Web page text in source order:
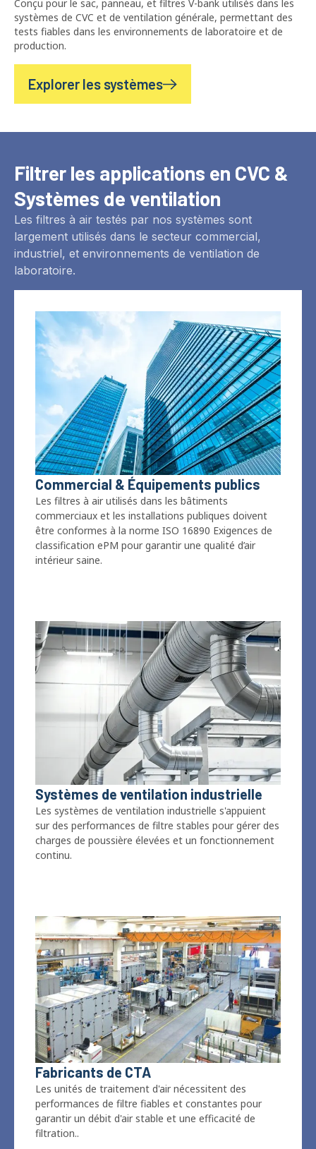
Conçu pour le sac, panneau, et filtres V-bank utilisés dans les
systèmes de CVC et de ventilation générale, permettant des
tests fiables dans les environnements de laboratoire et de
production.
Explorer les systèmes
Filtrer les applications en CVC &
Systèmes de ventilation
Les filtres à air testés par nos systèmes sont
largement utilisés dans le secteur commercial,
industriel, et environnements de ventilation de
laboratoire.
Commercial & Équipements publics
Les filtres à air utilisés dans les bâtiments
commerciaux et les installations publiques doivent
être conformes à la norme ISO 16890 Exigences de
classification ePM pour garantir une qualité d’air
intérieur saine.
Systèmes de ventilation industrielle
Les systèmes de ventilation industrielle s'appuient
sur des performances de filtre stables pour gérer des
charges de poussière élevées et un fonctionnement
continu.
Fabricants de CTA
Les unités de traitement d'air nécessitent des
performances de filtre fiables et constantes pour
garantir un débit d'air stable et une efficacité de
filtration..